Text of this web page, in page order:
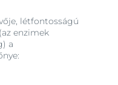
létfontosságú
enzimek
a